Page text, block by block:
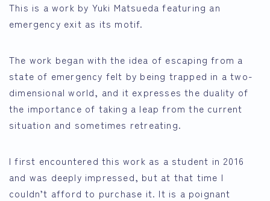
This is a work by Yuki Matsueda featuring an
emergency exit as its motif.
The work began with the idea of escaping from a
state of emergency felt by being trapped in a two-
dimensional world, and it expresses the duality of
the importance of taking a leap from the current
situation and sometimes retreating.
I first encountered this work as a student in 2016
and was deeply impressed, but at that time I
couldn’t afford to purchase it. It is a poignant